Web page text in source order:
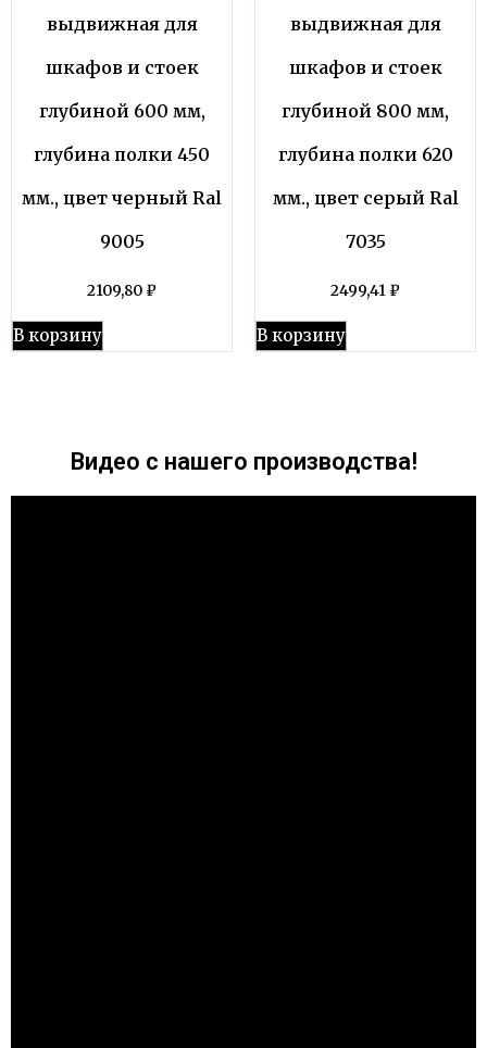
выдвижная для
шкафов и стоек
глубиной 600 мм,
глубина полки 450
мм., цвет черный Ral
9005
2109,80 ₽
В корзину
выдвижная для
шкафов и стоек
глубиной 800 мм,
глубина полки 620
мм., цвет серый Ral
7035
2499,41 ₽
В корзину
Видео с нашего производства!